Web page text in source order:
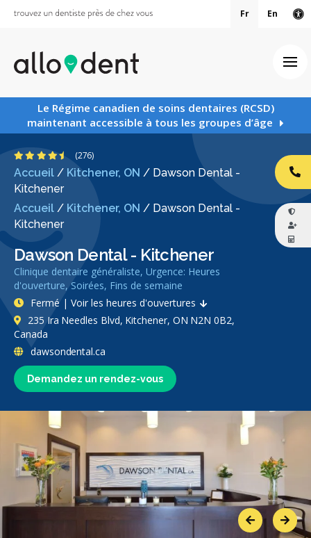
Fr En
Le Régime canadien de soins dentaires (RCSD)
maintenant accessible à tous les groupes d’âge
Accueil / Kitchener, ON / Dawson Dental -
Kitchener
Accueil / Kitchener, ON / Dawson Dental -
Kitchener
Dawson Dental - Kitchener
Clinique dentaire généraliste, Urgence: Heures
d'ouverture, Soirées, Fins de semaine
4.6 étoiles
(276)
Demandez un rendez-vous
Fermé | Voir les heures d'ouvertures
235 Ira Needles Blvd, Kitchener, ON N2N 0B2,
Canada
dawsondental.ca